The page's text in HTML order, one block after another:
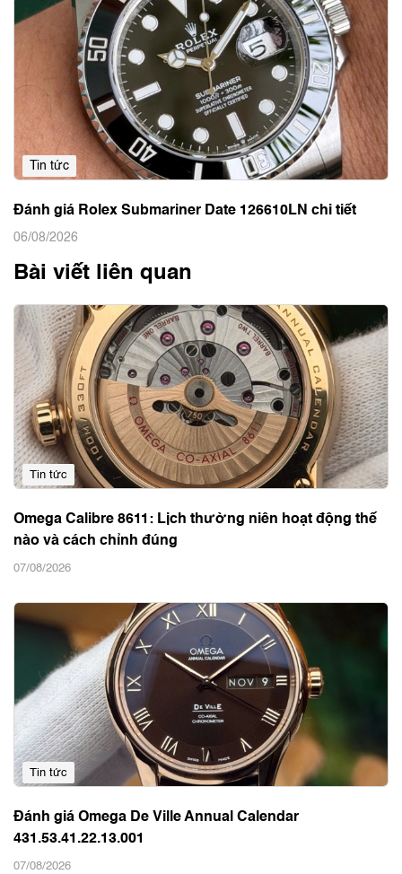
Tin tức
Đánh giá Rolex Submariner Date 126610LN chi tiết
06/08/2026
Bài viết liên quan
Tin tức
Omega Calibre 8611: Lịch thường niên hoạt động thế
nào và cách chỉnh đúng
07/08/2026
Tin tức
Đánh giá Omega De Ville Annual Calendar
431.53.41.22.13.001
07/08/2026